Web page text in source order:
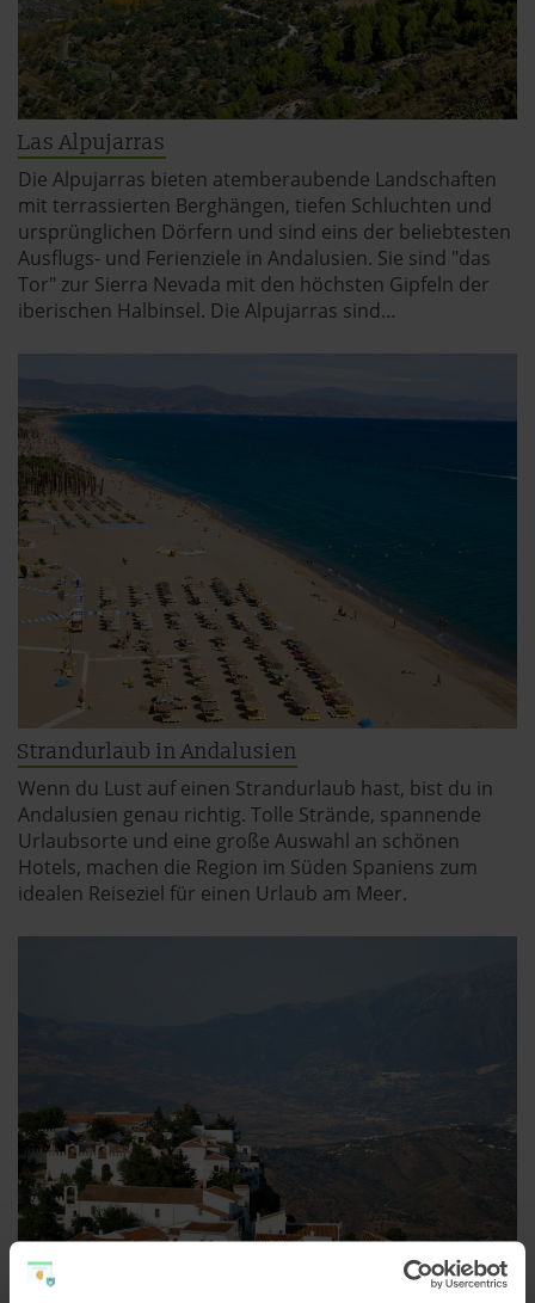
Las Alpujarras
Die Alpujarras bieten atemberaubende Landschaften
mit terrassierten Berghängen, tiefen Schluchten und
ursprünglichen Dörfern und sind eins der beliebtesten
Ausflugs- und Ferienziele in Andalusien. Sie sind "das
Tor" zur Sierra Nevada mit den höchsten Gipfeln der
iberischen Halbinsel. Die Alpujarras sind…
Strandurlaub in Andalusien
Wenn du Lust auf einen Strandurlaub hast, bist du in
Andalusien genau richtig. Tolle Strände, spannende
Urlaubsorte und eine große Auswahl an schönen
Hotels, machen die Region im Süden Spaniens zum
idealen Reiseziel für einen Urlaub am Meer.